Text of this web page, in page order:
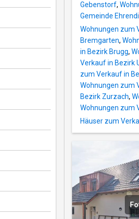
Gebenstorf,
Gemeinde
Wohnungen zum
Bremgarten,
in Bezirk Brugg,
Verkauf in Bezirk
zum Verkauf in
Wohnungen zum
Bezirk Zurzach,
Wohnungen zum
Häuser zum